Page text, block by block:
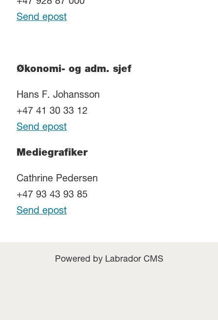
+47 928 87 000
Send epost
Økonomi- og adm. sjef
Hans F. Johansson
+47 41 30 33 12
Send epost
Mediegrafiker
Cathrine Pedersen
+47 93 43 93 85
Send epost
Powered by Labrador CMS